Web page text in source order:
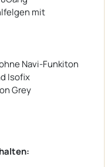
mit
Navi-Funkiton
Isofix
Grey